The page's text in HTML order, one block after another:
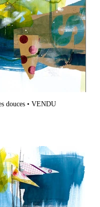
douces • VENDU